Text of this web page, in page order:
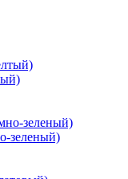
зеленый)